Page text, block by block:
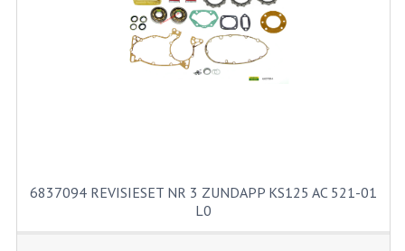
MAGURA BLOKHANDELS
KABELS
TELLERS COMPLEET
6837094 REVISIESET NR 3 ZUNDAPP KS125 AC 521-01
L0